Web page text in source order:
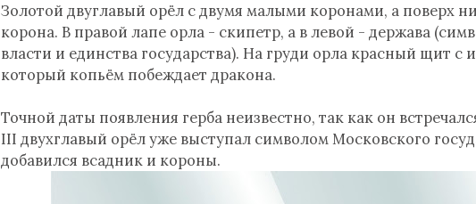
Золотой двуглавый орёл с двумя малыми коронами, а поверх
корона. В правой лапе орла - скипетр, а в левой - держава
власти и единства государства). На груди орла красный щит с
который копьём побеждает дракона.
Точной даты появления герба неизвестно, так как он
III двухглавый орёл уже выступал символом Московского
добавился всадник и короны.